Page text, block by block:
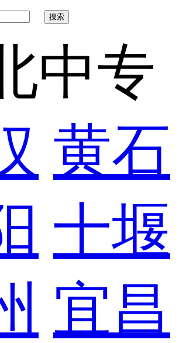
搜索
中专
黄石
十堰
宜昌